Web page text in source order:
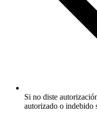
Si no diste
autorizado o indebido